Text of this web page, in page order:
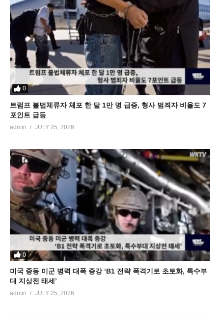
0
트럼프 불법체류자 체포 한 달 1만 명 급증, 형사 범죄자 비율도 7
포인트 급등
admin JULY 25, 2026
0
미국 중동 미군 병력 대폭 증강 ‘B1 전략 폭격기로 초토화, 특수부
대 지상전 태세’
admin JULY 25, 2026